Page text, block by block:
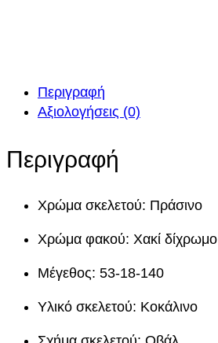
Περιγραφή
Αξιολογήσεις (0)
Περιγραφή
Χρώμα σκελετού: Πράσινο
Χρώμα φακού: Χακί δίχρωμο
Μέγεθος: 53-18-140
Υλικό σκελετού: Κοκάλινο